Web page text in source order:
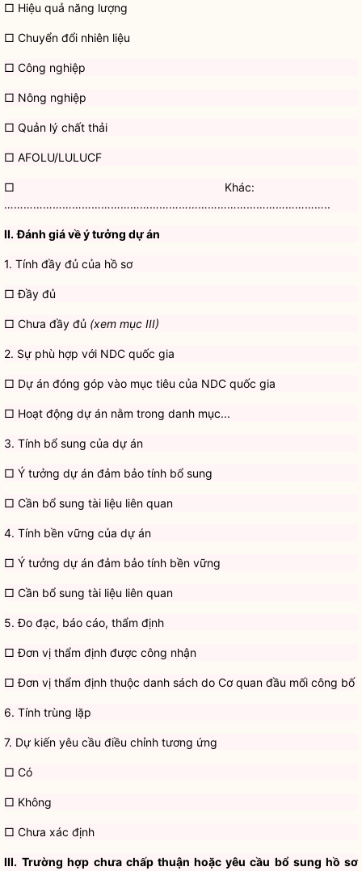
□ Hiệu quả năng lượng
□ Chuyển đổi nhiên liệu
□ Công nghiệp
□ Nông nghiệp
□ Quản lý chất thải
□ AFOLU/LULUCF
□ Khác:
………………………………………………………………………………………..
II. Đánh giá về ý tưởng dự án
1. Tính đầy đủ của hồ sơ
□ Đầy đủ
□ Chưa đầy đủ (xem mục III)
2. Sự phù hợp với NDC quốc gia
□ Dự án đóng góp vào mục tiêu của NDC quốc gia
□ Hoạt động dự án nằm trong danh mục...
3. Tính bổ sung của dự án
□ Ý tưởng dự án đảm bảo tính bổ sung
□ Cần bổ sung tài liệu liên quan
4. Tính bền vững của dự án
□ Ý tưởng dự án đảm bảo tính bền vững
□ Cần bổ sung tài liệu liên quan
5. Đo đạc, báo cáo, thẩm định
□ Đơn vị thẩm định được công nhận
□ Đơn vị thẩm định thuộc danh sách do Cơ quan đầu mối công bố
6. Tính trùng lặp
7. Dự kiến yêu cầu điều chỉnh tương ứng
□ Có
□ Không
□ Chưa xác định
III. Trường hợp chưa chấp thuận hoặc yêu cầu bổ sung hồ sơ